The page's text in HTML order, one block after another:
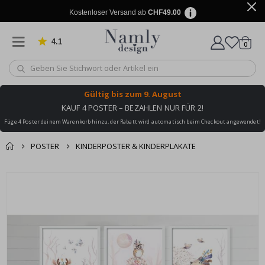
Kostenloser Versand ab CHF49.00
4.1 von 1019 Bewertungen
Wagen
0
Gültig bis zum 9. August
KAUF 4 POSTER – BEZAHLEN NUR FÜR 2!
Füge 4 Poster deinem Warenkorb hinzu, der Rabatt wird automatisch beim Checkout angewendet!
POSTER KINDERPOSTER & KINDERPLAKATE
Bildgalerie